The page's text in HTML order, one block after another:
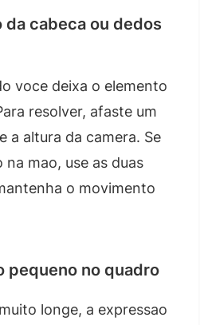
cabeca ou dedos
voce deixa o elemento
resolver, afaste um
a altura da camera. Se
mao, use as duas
o movimento
pequeno no quadro
longe, a expressao